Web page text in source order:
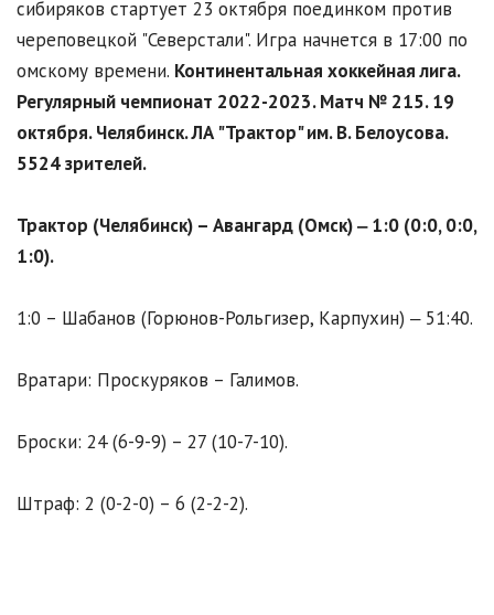
сибиряков стартует 23 октября поединком против
череповецкой "Северстали". Игра начнется в 17:00 по
омскому времени. Континентальная хоккейная лига.
Регулярный чемпионат 2022-2023. Матч № 215. 19
октября. Челябинск. ЛА "Трактор" им. В. Белоусова.
5524зрителей.
Трактор (Челябинск) – Авангард (Омск) ‒ 1:0 (0:0, 0:0,
1:0).
1:0 – Шабанов (Горюнов-Рольгизер, Карпухин) ‒ 51:40.
Вратари: Проскуряков – Галимов.
Броски: 24 (6-9-9) – 27 (10-7-10).
Штраф: 2 (0-2-0) – 6 (2-2-2).